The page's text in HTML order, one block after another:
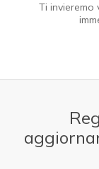
Ti invieremo